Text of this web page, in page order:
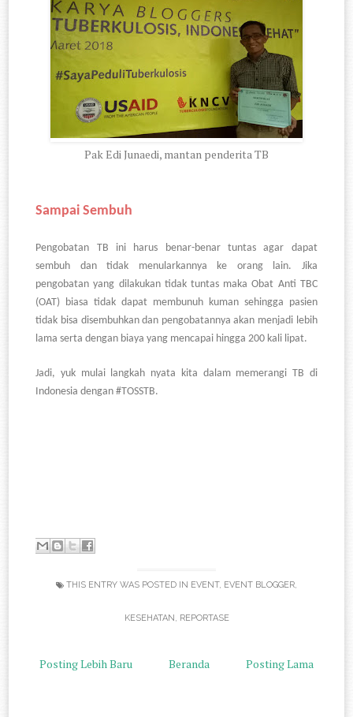
Pak Edi Junaedi, mantan penderita TB
Sampai Sembuh
Pengobatan TB ini harus benar-benar tuntas agar dapat
sembuh dan tidak menularkannya ke orang lain. Jika
pengobatan yang dilakukan tidak tuntas maka Obat Anti TBC
(OAT) biasa tidak dapat membunuh kuman sehingga pasien
tidak bisa disembuhkan dan pengobatannya akan menjadi lebih
lama serta dengan biaya yang mencapai hingga 200 kali lipat.
Jadi, yuk mulai langkah nyata kita dalam memerangi TB di
Indonesia dengan #TOSSTB.
THIS ENTRY WAS POSTED IN EVENT, EVENT BLOGGER,
KESEHATAN , REPORTASE
Posting Lebih Baru Posting Lama
Beranda